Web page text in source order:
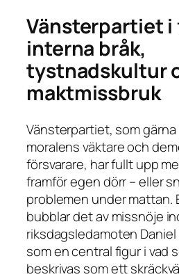
Vänsterpartiet
interna bråk,
tystnadskultur
maktmissbruk
Vänsterpartiet, som
moralens väktare och
försvarare, har fullt upp
framför egen dörr – eller
problemen under mattan.
bubblar det av missnöje
riksdagsledamoten
som en central figur i vad
beskrivas som ett